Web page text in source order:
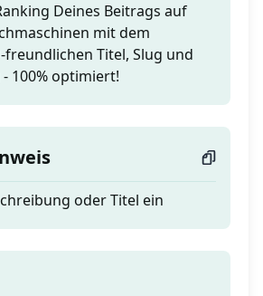
Deines Beitrags auf
mit dem
freundlichen Titel, Slug und
100% optimiert!
oder Titel ein